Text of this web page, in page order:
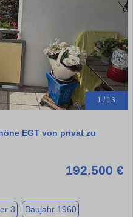
1 / 13
EGT von privat zu
192.500 €
3 Baujahr 1960